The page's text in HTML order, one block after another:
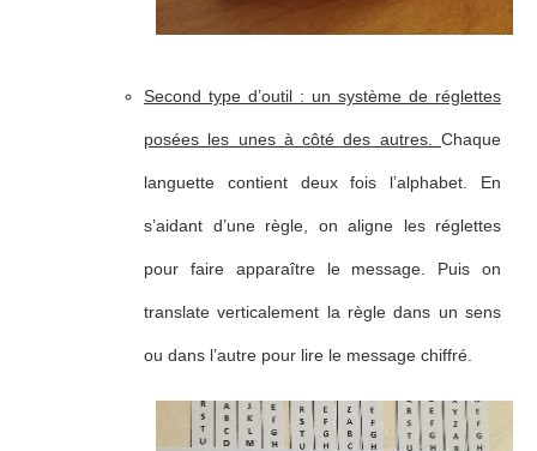
Second type d’outil : un système de réglettes
posées les unes à côté des autres. Chaque
languette contient deux fois l’alphabet. En
s’aidant d’une règle, on aligne les réglettes
pour faire apparaître le message. Puis on
translate verticalement la règle dans un sens
ou dans l’autre pour lire le message chiffré.